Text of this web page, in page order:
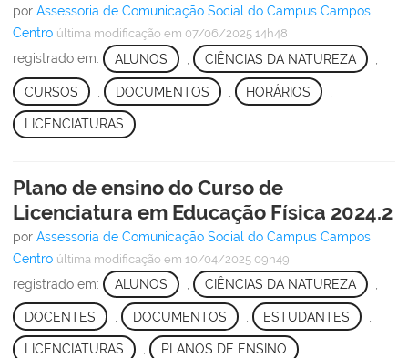
por Assessoria de Comunicação Social do Campus Campos
Centro última modificação em 07/06/2025 14h48
registrado em: ALUNOS CIÊNCIAS DA NATUREZA
CURSOS DOCUMENTOS HORÁRIOS
LICENCIATURAS
Plano de ensino do Curso de
Licenciatura em Educação Física 2024.2
por Assessoria de Comunicação Social do Campus Campos
Centro última modificação em 10/04/2025 09h49
registrado em: ALUNOS CIÊNCIAS DA NATUREZA
DOCENTES DOCUMENTOS ESTUDANTES
LICENCIATURAS , PLANOS DE ENSINO